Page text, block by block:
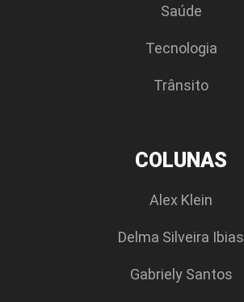
Saúde
Tecnologia
Trânsito
COLUNAS
Alex Klein
Delma Silveira Ibias
Gabriely Santos